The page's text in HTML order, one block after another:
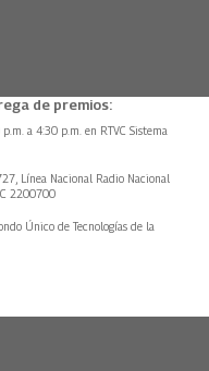
de premios:
a 4:30 p.m. en RTVC Sistema
Línea Nacional Radio Nacional
2200700
Único de Tecnologías de la